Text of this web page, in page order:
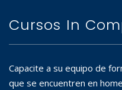
Cursos In
Capacite a su equipo de
que se encuentren en